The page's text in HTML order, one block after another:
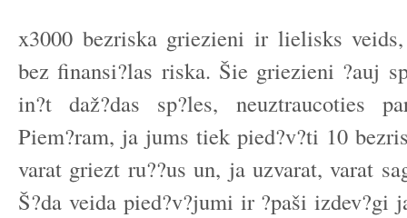
x3000 bezriska griezieni ir lielisks
bez finansi?las riska. Šie griezieni ?auj
in?t daž?das sp?les, neuztraucoties
Piem?ram, ja jums tiek pied?v?ti 10
varat griezt ru??us un, ja uzvarat, varat
Š?da veida pied?v?jumi ir ?paši izdev?gi